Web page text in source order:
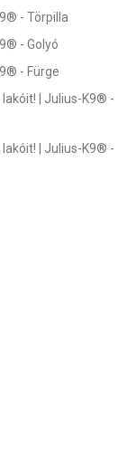
- Törpilla
- Golyó
- Fürge
| Julius-K9® -
| Julius-K9® -